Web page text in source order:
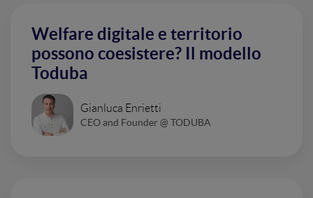
Welfare digitale e territorio
possono coesistere? Il modello
Toduba
Gianluca Enrietti
CEO and Founder @ TODUBA